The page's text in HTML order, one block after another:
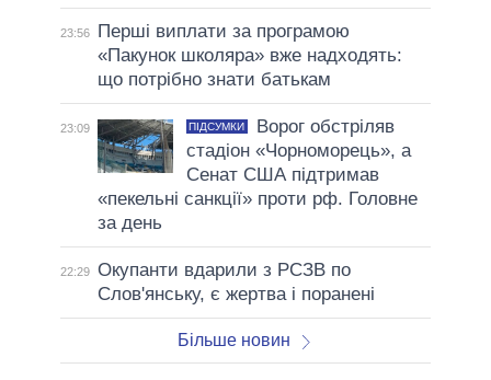
23:56
Перші виплати за програмою
«Пакунок школяра» вже надходять:
що потрібно знати батькам
23:09 ПІДСУМКИ
Ворог обстріляв
стадіон «Чорноморець», а
Сенат США підтримав
«пекельні санкції» проти рф. Головне
за день
22:29 Окупанти вдарили з РСЗВ по
Слов'янську, є жертва і поранені
Більше новин